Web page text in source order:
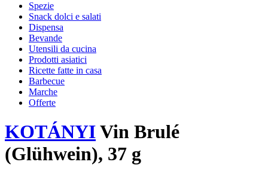
Spezie
Snack dolci e salati
Dispensa
Bevande
Utensili da cucina
Prodotti asiatici
Ricette fatte in casa
Barbecue
Marche
Offerte
KOTÁNYIVin Brulé
(Glühwein), 37 g